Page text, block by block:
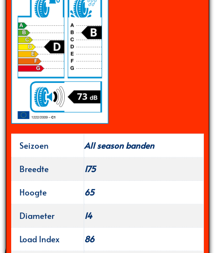
Seizoen
All season banden
Breedte
175
Hoogte
65
Diameter
14
Load Index
86